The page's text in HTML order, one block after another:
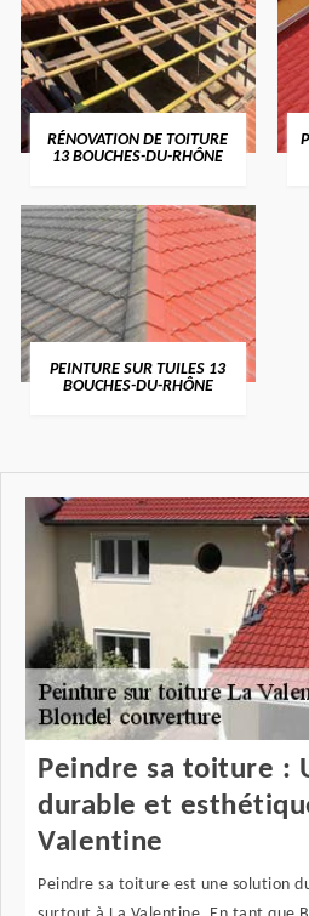
RÉNOVATION DE TOITURE
13 BOUCHES-DU-RHÔNE
PEINTURE SUR TUILES 13
BOUCHES-DU-RHÔNE
Peindre sa toiture :
durable et
Valentine
Peindre sa toiture est une solution